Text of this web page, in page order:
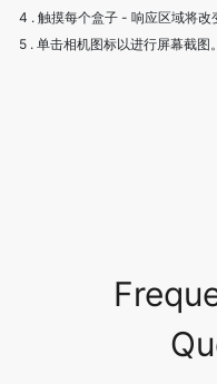
4 . 触摸每个盒子 - 响应区域将改
5 . 单击相机图标以进行屏幕截图。